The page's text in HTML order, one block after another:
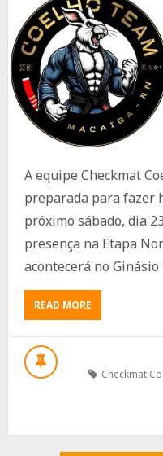
A equipe Checkmat
preparada para fazer
próximo sábado, dia
presença na Etapa
acontecerá no Ginásio
READ MOREABOUT
CHECKMAT
COELHO
PRONTA
PARA
Checkmat